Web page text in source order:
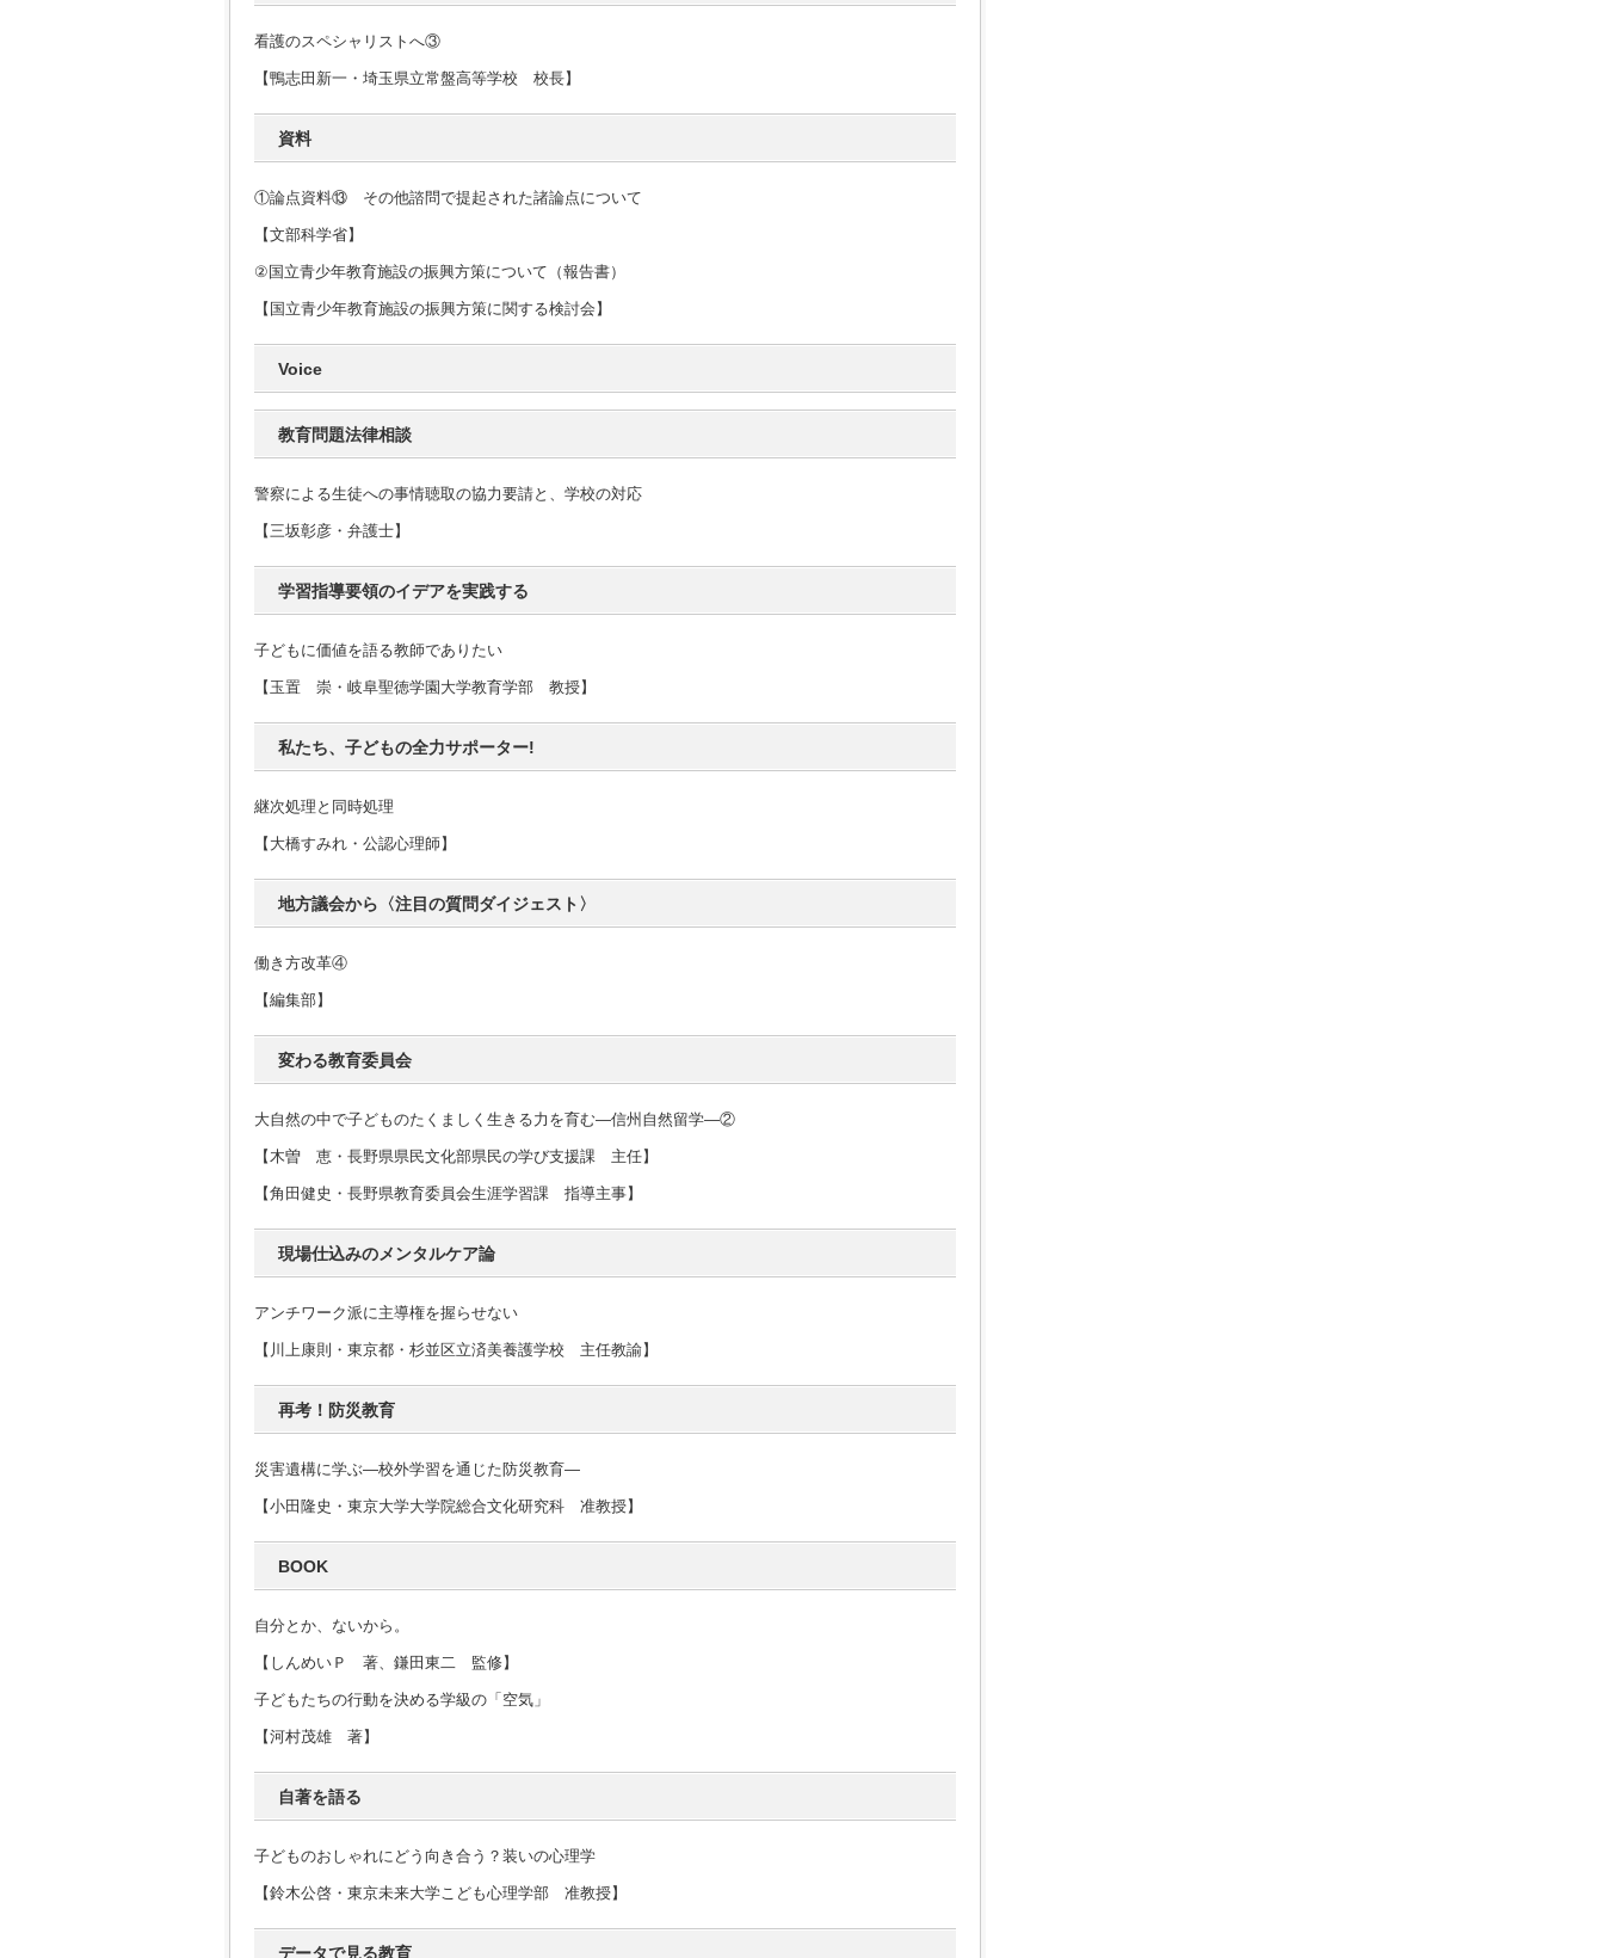
看護のスペシャリストへ③
【鴨志田新一・埼玉県立常盤高等学校 校長】
資料
①論点資料⑬ その他諮問で提起された諸論点について
【文部科学省】
②国立青少年教育施設の振興方策について（報告書）
【国立青少年教育施設の振興方策に関する検討会】
Voice
教育問題法律相談
警察による生徒への事情聴取の協力要請と、学校の対応
【三坂彰彦・弁護士】
学習指導要領のイデアを実践する
子どもに価値を語る教師でありたい
【玉置 崇・岐阜聖徳学園大学教育学部 教授】
私たち、子どもの全力サポーター!
継次処理と同時処理
【大橋すみれ・公認心理師】
地方議会から〈注目の質問ダイジェスト〉
働き方改革④
【編集部】
変わる教育委員会
大自然の中で子どものたくましく生きる力を育む―信州自然留学―②
【木曽 恵・長野県県民文化部県民の学び支援課 主任】
【角田健史・長野県教育委員会生涯学習課 指導主事】
現場仕込みのメンタルケア論
アンチワーク派に主導権を握らせない
【川上康則・東京都・杉並区立済美養護学校 主任教諭】
再考！防災教育
災害遺構に学ぶ―校外学習を通じた防災教育―
【小田隆史・東京大学大学院総合文化研究科 准教授】
BOOK
自分とか、ないから。
【しんめいＰ 著、鎌田東二 監修】
子どもたちの行動を決める学級の「空気」
【河村茂雄 著】
自著を語る
子どものおしゃれにどう向き合う？装いの心理学
【鈴木公啓・東京未来大学こども心理学部 准教授】
データで見る教育